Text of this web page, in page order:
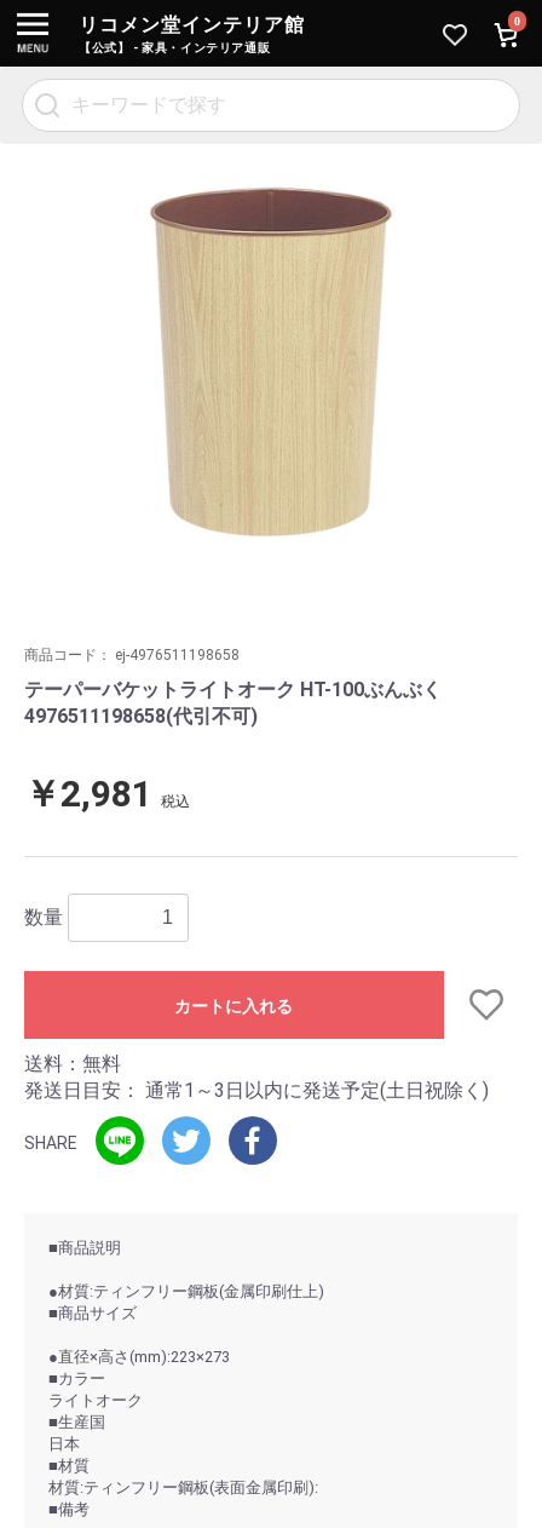
リコメン堂インテリア館
【公式】 - 家具・インテリア通販
0
商品コード： ej-4976511198658
テーパーバケットライトオーク HT-100ぶんぶく
4976511198658(代引不可)
￥2,981 税込
数量
カートに入れる
送料：無料
発送日目安： 通常1～3日以内に発送予定(土日祝除く)
SHARE
■商品説明
●材質:ティンフリー鋼板(金属印刷仕上)
■商品サイズ
●直径×高さ(mm):223×273
■カラー
ライトオーク
■生産国
日本
■材質
材質:ティンフリー鋼板(表面金属印刷):
■備考